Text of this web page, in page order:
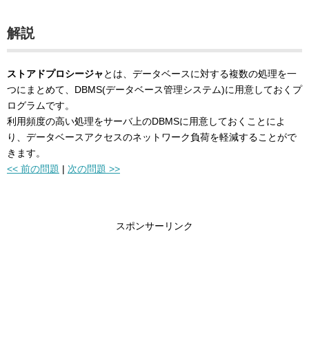
解説
ストアドプロシージャとは、データベースに対する複数の処理を一
つにまとめて、DBMS(データベース管理システム)に用意しておくプ
ログラムです。
利用頻度の高い処理をサーバ上のDBMSに用意しておくことによ
り、データベースアクセスのネットワーク負荷を軽減することがで
きます。
<< 前の問題 | 次の問題 >>
スポンサーリンク